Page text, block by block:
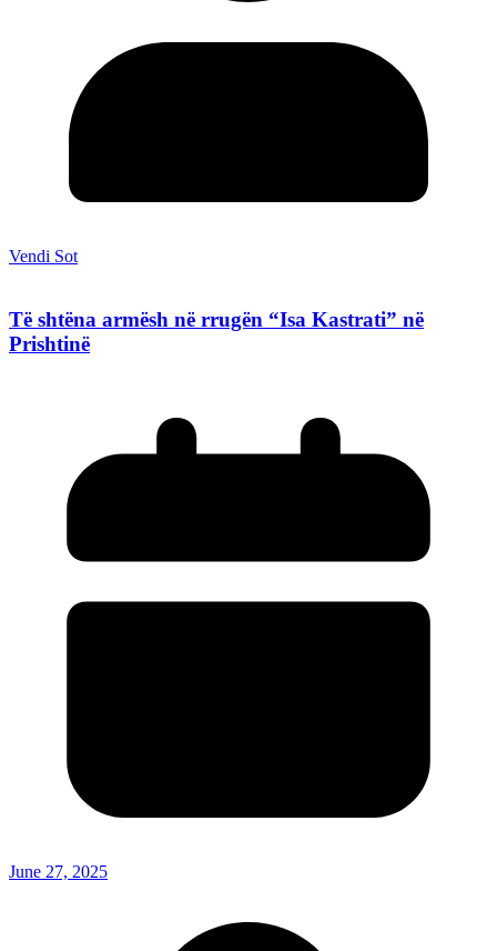
Vendi Sot
Të shtëna armësh në rrugën “Isa Kastrati” në
Prishtinë
June 27, 2025